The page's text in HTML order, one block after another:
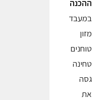
ההכנה
במעבד
מזון
טוחנים
טחינה
גסה
את